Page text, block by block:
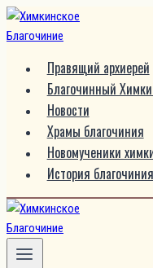
Перейти
к
Правящий архиерей
Благочинный
Новости
Храмы благочиния
Новомученики
История благочиния